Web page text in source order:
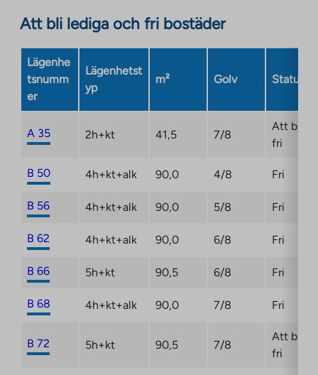
site.
Link
opens
external
Link
opens
a
tab
Att bli lediga och fri bostäder
Lägenhe
tsnumm
er
Lägenhetst
yp
m² Golv Status
A 35 2h+kt 41,5 7/8
Att bli
fri
B 50 4h+kt+alk 90,0 4/8 Fri
B 56 4h+kt+alk 90,0 5/8 Fri
B 62 4h+kt+alk 90,0 6/8 Fri
B 66 5h+kt 90,5 6/8 Fri
B 68 4h+kt+alk 90,0 7/8 Fri
B 72 5h+kt 90,5 7/8
Att bli
fri